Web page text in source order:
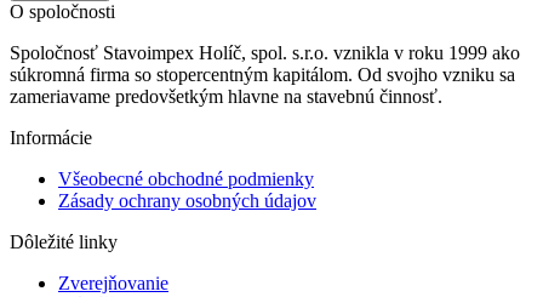
O spoločnosti
Spoločnosť Stavoimpex Holíč, spol. s.r.o. vznikla v roku 1999 ako
súkromná firma so stopercentným kapitálom. Od svojho vzniku sa
zameriavame predovšetkým hlavne na stavebnú činnosť.
Informácie
Všeobecné obchodné podmienky
Zásady ochrany osobných údajov
Dôležité linky
Zverejňovanie